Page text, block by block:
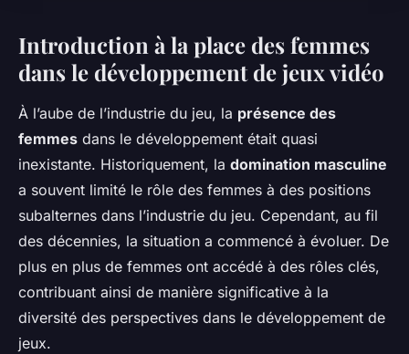
Introduction à la place des femmes
dans le développement de jeux vidéo
À l’aube de l’industrie du jeu, la présence des
femmes dans le développement était quasi
inexistante. Historiquement, la domination masculine
a souvent limité le rôle des femmes à des positions
subalternes dans l’industrie du jeu. Cependant, au fil
des décennies, la situation a commencé à évoluer. De
plus en plus de femmes ont accédé à des rôles clés,
contribuant ainsi de manière significative à la
diversité des perspectives dans le développement de
jeux.